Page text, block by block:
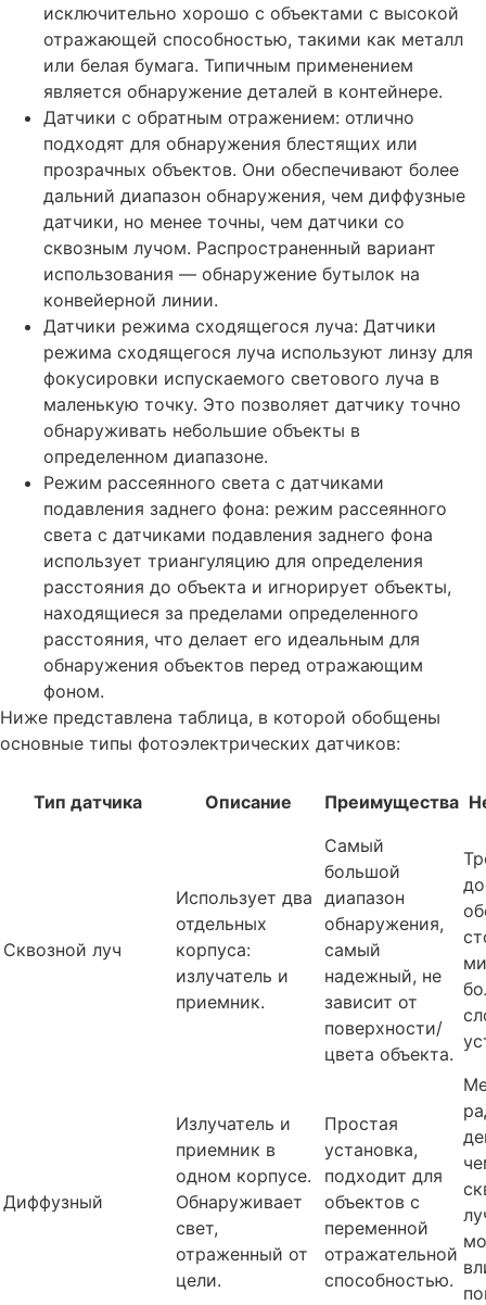
исключительно хорошо с объектами с высокой
отражающей способностью, такими как металл
или белая бумага. Типичным применением
является обнаружение деталей в контейнере.
Датчики с обратным отражением: отлично
подходят для обнаружения блестящих или
прозрачных объектов. Они обеспечивают более
дальний диапазон обнаружения, чем диффузные
датчики, но менее точны, чем датчики со
сквозным лучом. Распространенный вариант
использования — обнаружение бутылок на
конвейерной линии.
Датчики режима сходящегося луча: Датчики
режима сходящегося луча используют линзу для
фокусировки испускаемого светового луча в
маленькую точку. Это позволяет датчику точно
обнаруживать небольшие объекты в
определенном диапазоне.
Режим рассеянного света с датчиками
подавления заднего фона: режим рассеянного
света с датчиками подавления заднего фона
использует триангуляцию для определения
расстояния до объекта и игнорирует объекты,
находящиеся за пределами определенного
расстояния, что делает его идеальным для
обнаружения объектов перед отражающим
фоном.
Ниже представлена таблица, в которой обобщены
основные типы фотоэлектрических датчиков:
Тип датчика Описание Преимущества
Сквозной луч
Использует два
отдельных
корпуса:
излучатель и
приемник.
Самый
большой
диапазон
обнаружения,
самый
надежный, не
зависит от
поверхности/
цвета объекта.
Диффузный
Излучатель и
приемник в
одном корпусе.
Обнаруживает
свет,
отраженный от
цели.
Простая
установка,
подходит для
объектов с
переменной
отражательной
способностью.